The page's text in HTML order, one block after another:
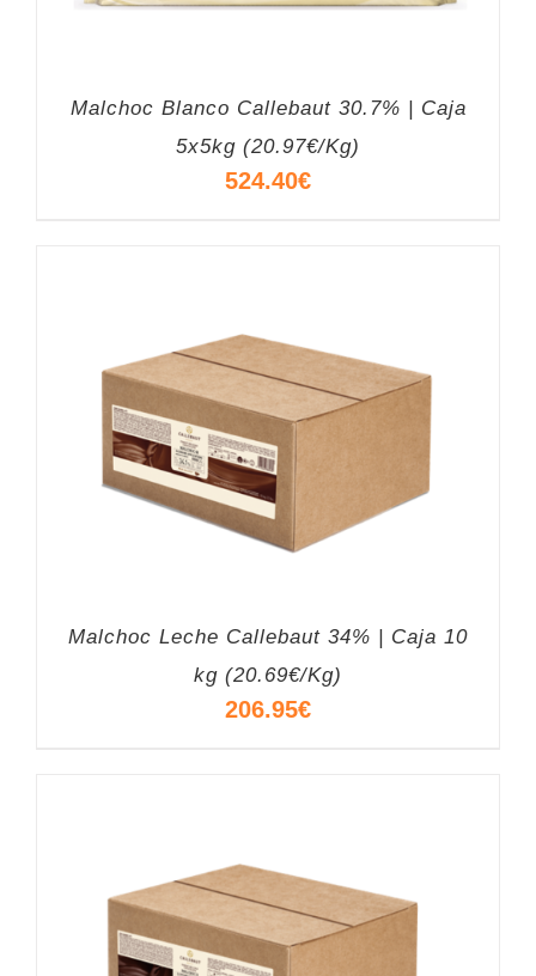
Malchoc Blanco Callebaut 30.7% | Caja
5x5kg (20.97€/Kg)
524.40€
Malchoc Leche Callebaut 34% | Caja 10
kg (20.69€/Kg)
206.95€